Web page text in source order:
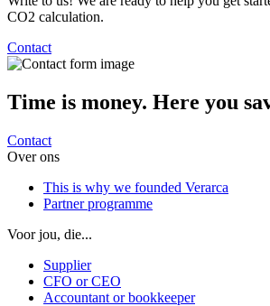
CO2 calculation.
Contact
Time is money. Here you
Contact
Over ons
This is why we founded Verarca
Partner programme
Voor jou, die...
Supplier
CFO or CEO
Accountant or bookkeeper